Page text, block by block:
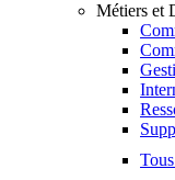
Métiers et